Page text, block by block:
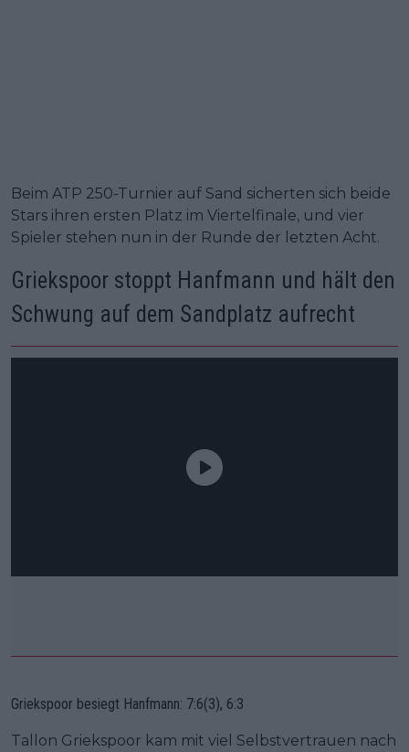
Beim ATP 250-Turnier auf Sand sicherten sich beide
Stars ihren ersten Platz im Viertelfinale, und vier
Spieler stehen nun in der Runde der letzten Acht.
Griekspoor stoppt Hanfmann und hält den
Schwung auf dem Sandplatz aufrecht
Griekspoor besiegt Hanfmann: 7:6(3), 6:3
Tallon Griekspoor kam mit viel Selbstvertrauen nach